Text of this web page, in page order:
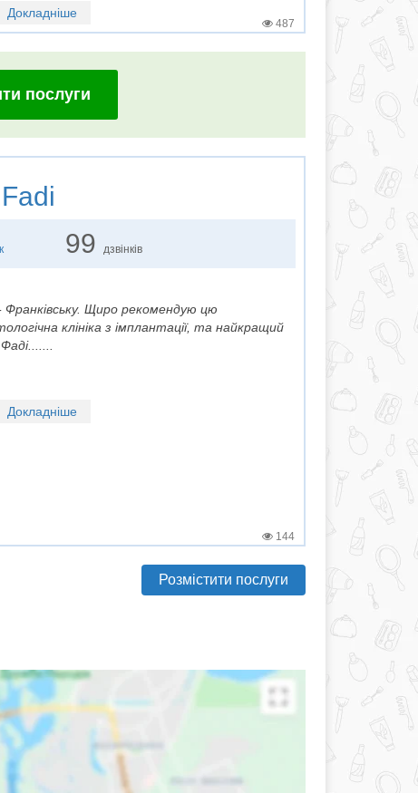
Докладніше
487
послуги
99 дзвінків
Щиро рекомендую цю
клініка з імплантації, та найкращий
Докладніше
144
Розмістити послуги